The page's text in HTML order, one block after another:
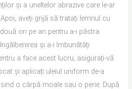
și a uneltelor abrazive care le-ar
aveți grijă să tratați lemnul cu
ori pe an pentru a-i păstra
și a-i îmbunătăți
a face acest lucru, asigurați-vă
și aplicați uleiul uniform de-a
o cârpă moale sau o perie. După